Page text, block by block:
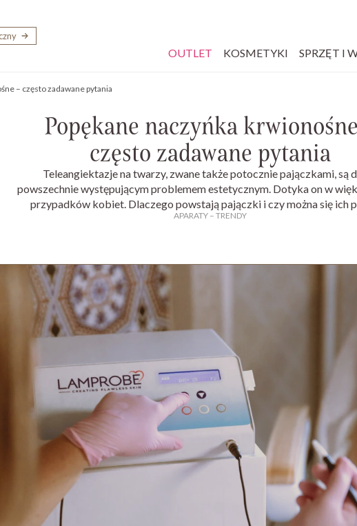
OUTLET KOSMETYKI SPRZĘT I
– często zadawane pytania
Popękane naczyńka
często zadawane pytania
Teleangiektazje na twarzy, zwane także potocznie pajączkami, są
powszechnie występującym problemem estetycznym. Dotyka on w
przypadków kobiet. Dlaczego powstają pajączki i czy można się ich
APARATY – TRENDY